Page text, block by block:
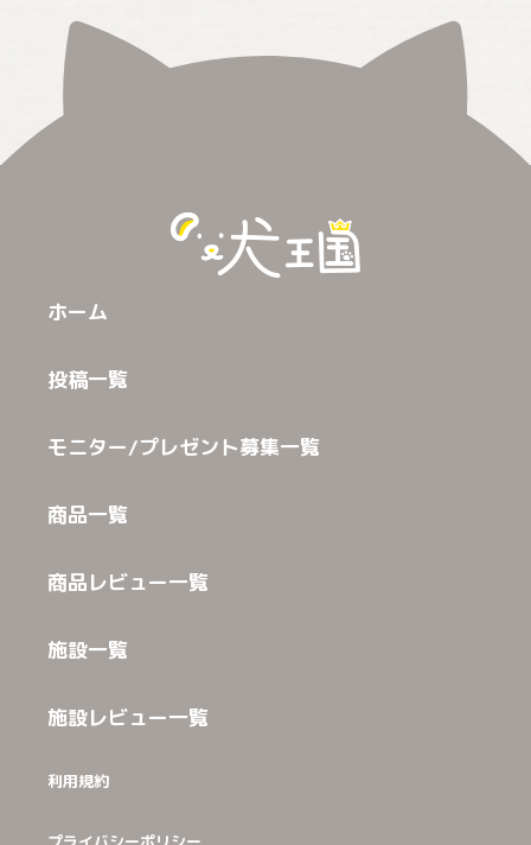
ホーム
投稿一覧
モニター/プレゼント募集一覧
商品一覧
商品レビュー一覧
施設一覧
施設レビュー一覧
利用規約